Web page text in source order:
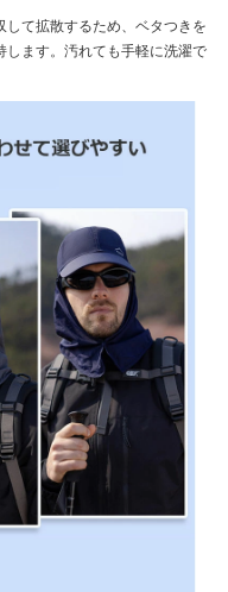
て拡散するため、ベタつきを
します。汚れても手軽に洗濯で